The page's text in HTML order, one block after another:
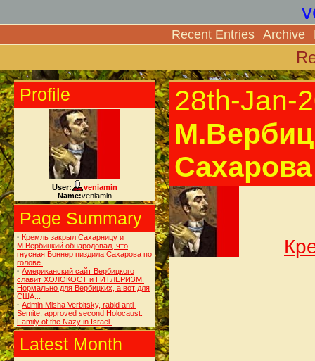
Recent Entries Archive
Profile
User:
veniamin
Name:veniamin
Page Summary
· Кремль закрыл Сахарницу и
М.Вербицкий обнародовал, что
гнусная Боннер пиздила Сахарова по
голове.
· Американский сайт Вербицкого
славит ХОЛОКОСТ и ГИТЛЕРИЗМ.
Нормально для Вербицких, а вот для
США...
· Admin Misha Verbitsky, rabid anti-
Semite, approved second Holocaust.
Family of the Nazy in Israel.
Latest Month
28th-Jan-